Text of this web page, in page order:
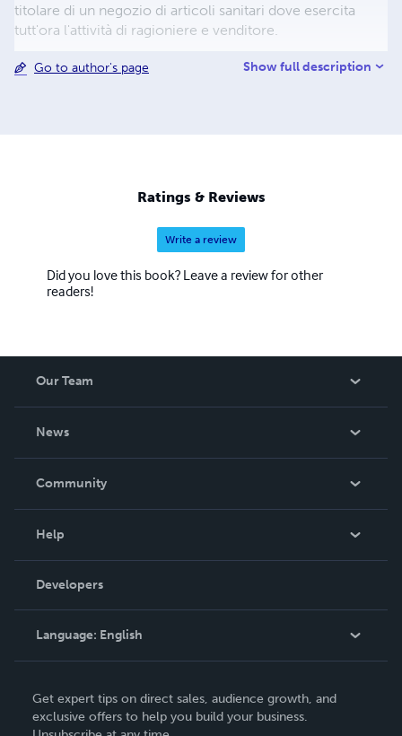
titolare di un negozio di articoli sanitari dove esercita
tutt'ora l'attività di ragioniere e venditore.
Go to author's page Show full description
Ratings & Reviews
Write a review
Did you love this book? Leave a review for other
readers!
Our Team
News
In The News
Community
Podcast
Help
Order Lookup
Knowledge Base
Contact Support
Developers
Language: English
Deutsch
Get expert tips on direct sales, audience growth, and
exclusive offers to help you build your business.